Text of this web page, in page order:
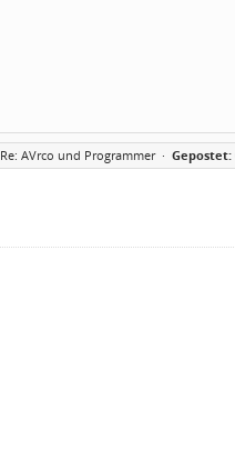
Re: AVrco und Programmer· Gepostet: